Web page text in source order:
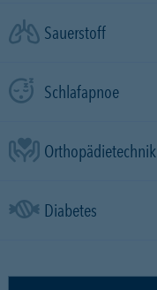
Sauerstoff
Schlafapnoe
Orthopädietechnik
Diabetes